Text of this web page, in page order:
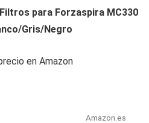
para Forzaspira MC330
Gris/Negro
en Amazon
Amazon.es